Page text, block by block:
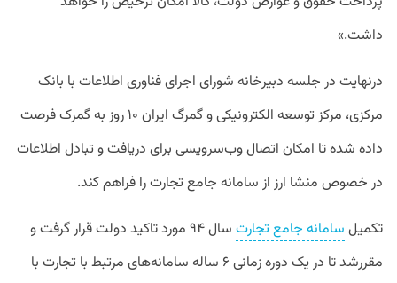
داشت.»
درنهایت در جلسه دبیرخانه شورای اجرای فناوری اطلاعات با بانک
مرکزی، مرکز توسعه الکترونیکی و گمرگ ایران ۱۰ روز به گمرک فرصت
داده شده تا امکان اتصال وب‌سرویسی برای دریافت و تبادل اطلاعات
در خصوص منشا ارز از سامانه جامع تجارت را فراهم کند.
تکمیل سامانه جامع تجارت
سال ۹۴ مورد تاکید دولت قرار گرفت و
مقررشد تا در یک دوره زمانی ۶ ساله سامانه‌های مرتبط با تجارت با